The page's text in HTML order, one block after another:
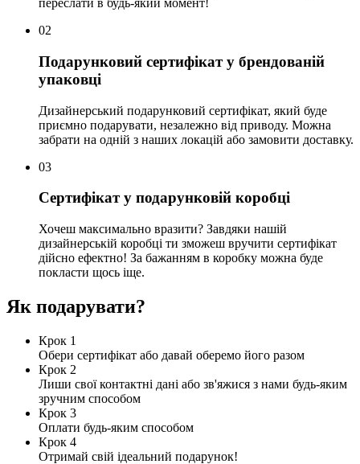
переслати в будь-який момент!
02
Подарунковий сертифікат у брендованій
упаковці
Дизайнерський подарунковий сертифікат, який буде
приємно подарувати, незалежно від приводу. Можна
забрати на одній з наших локацій або замовити доставку.
03
Сертифікат у подарунковій коробці
Хочеш максимально вразити? Завдяки нашій
дизайнерській коробці ти зможеш вручити сертифікат
дійсно ефектно! За бажанням в коробку можна буде
покласти щось іще.
Як подарувати?
Крок 1
Обери сертифікат або давай оберемо його разом
Крок 2
Лиши свої контактні дані або зв'яжися з нами будь-яким
зручним способом
Крок 3
Оплати будь-яким способом
Крок 4
Отримай свій ідеальний подарунок!